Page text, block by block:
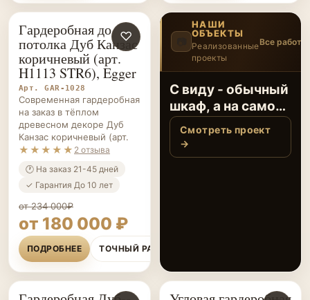
ГАРДЕРОБНЫЕ НА ЗАКАЗ
♡
Гардеробная до
потолка Дуб Канзас
коричневый (арт.
H1113 STR6), Egger
Арт. GAR-1028
Современная гардеробная
на заказ в тёплом
древесном декоре Дуб
Канзас коричневый (арт.
🕐 На заказ 21-45 дней
от 234 000₽
от 180 000 ₽
ПОДРОБНЕЕ ТОЧНЫЙ РАСЧЁТ
📷
НАШИ
ОБЪЕКТЫ
Реализованные
проекты
‹ ›
3/12
С виду - обычный
шкаф, а на самом
деле -
полноценная
Смотреть проект
→